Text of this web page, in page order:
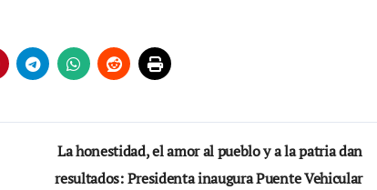
La honestidad, el amor al pueblo y a la patria dan
resultados: Presidenta inaugura Puente Vehicular